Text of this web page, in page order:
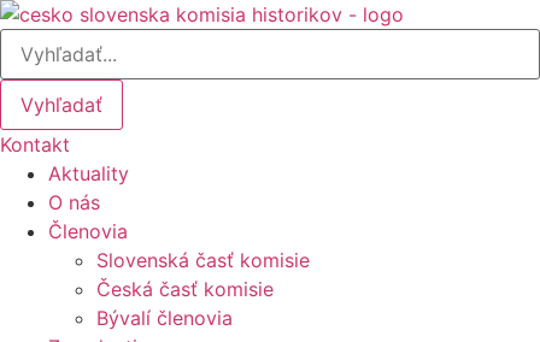
Preskočiť
obsah
Vyhľadať
Kontakt
Aktuality
O nás
Členovia
Slovenská časť komisie
Česká časť komisie
Bývalí členovia